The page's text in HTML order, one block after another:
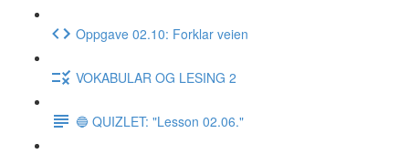
Oppgave 02.10: Forklar veien
VOKABULAR OG LESING 2
🔵 QUIZLET: "Lesson 02.06."